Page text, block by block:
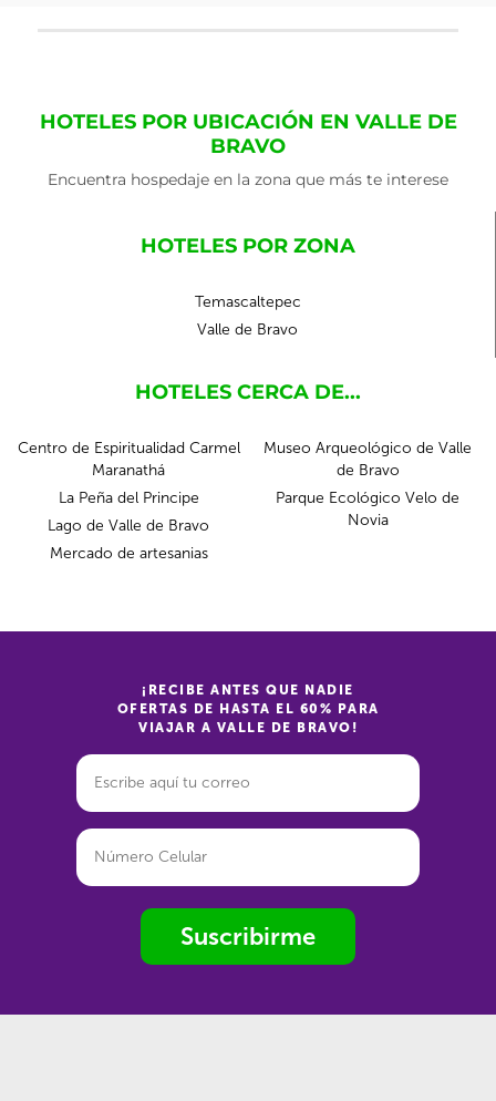
HOTELES POR UBICACIÓN EN VALLE DE
BRAVO
Encuentra hospedaje en la zona que más te interese
HOTELES POR ZONA
Temascaltepec
Valle de Bravo
HOTELES CERCA DE...
Centro de Espiritualidad Carmel
Maranathá
La Peña del Principe
Lago de Valle de Bravo
Mercado de artesanias
Museo Arqueológico de Valle
de Bravo
Parque Ecológico Velo de
Novia
¡RECIBE ANTES QUE NADIE
OFERTAS DE HASTA EL 60% PARA
VIAJAR A VALLE DE BRAVO!
Suscribirme